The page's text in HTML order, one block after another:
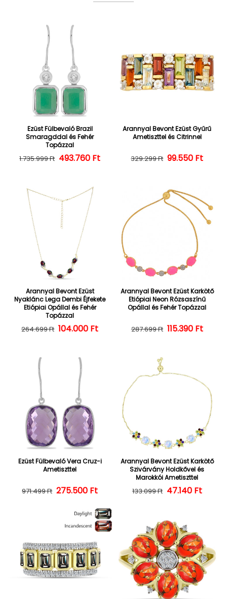
Ezüst Fülbevaló Brazil
Smaragddal és Fehér
Topázzal
Normál ár
1.735.999 Ft Kedvezményes ár
493.760 Ft
Arannyal Bevont Ezüst Gyűrű
Ametiszttel és Citrinnel
Normál ár
329.299 Ft 99.550 Ft
Arannyal Bevont Ezüst
Nyaklánc Lega Dembi Éjfekete
Etiópiai Opállal és Fehér
Topázzal
Normál ár
264.699 Ft Kedvezményes ár
104.000 Ft
Arannyal Bevont Ezüst Karkötő
Etiópiai Neon Rózsaszínű
Opállal és Fehér Topázzal
Normál ár
287.699 Ft 115.390 Ft
Ezüst Fülbevaló Vera Cruz-i
Ametiszttel
Normál ár
971.499 Ft Kedvezményes ár
275.500 Ft
Arannyal Bevont Ezüst Karkötő
Szivárvány Holdkővel és
Marokkói Ametiszttel
Normál ár
133.099 Ft 47.140 Ft